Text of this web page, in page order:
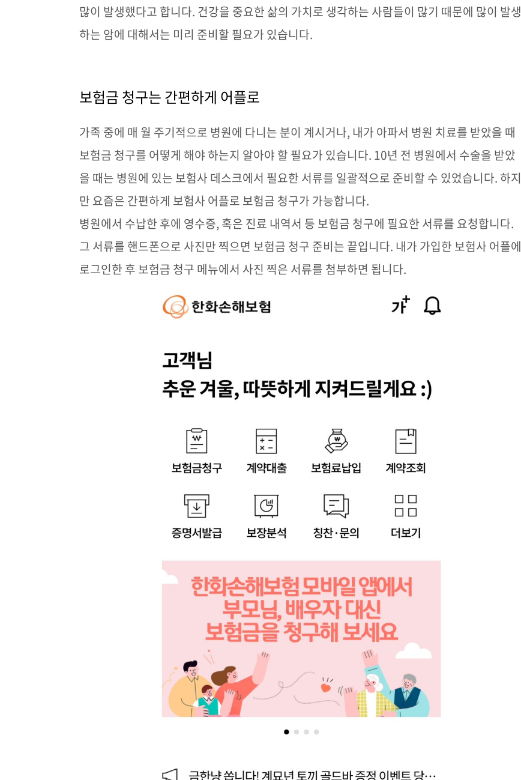
많이 발생했다고 합니다. 건강을 중요한 삶의 가치로 생각하는 사람들이 많기 때문에 많이 발생
하는 암에 대해서는 미리 준비할 필요가 있습니다.
보험금 청구는 간편하게 어플로
가족 중에 매 월 주기적으로 병원에 다니는 분이 계시거나,내가 아파서 병원 치료를 받았을 때
보험금 청구를 어떻게 해야 하는지 알아야 할 필요가 있습니다. 10년 전 병원에서 수술을 받았
을 때는 병원에 있는 보험사 데스크에서 필요한 서류를 일괄적으로 준비할 수 있었습니다. 하지
만 요즘은 간편하게 보험사 어플로 보험금 청구가 가능합니다.
병원에서 수납한 후에 영수증,혹은 진료 내역서 등 보험금 청구에 필요한 서류를 요청합니다.
그 서류를 핸드폰으로 사진만 찍으면 보험금 청구 준비는 끝입니다. 내가 가입한 보험사 어플에
로그인한 후 보험금 청구 메뉴에서 사진 찍은 서류를 첨부하면 됩니다.